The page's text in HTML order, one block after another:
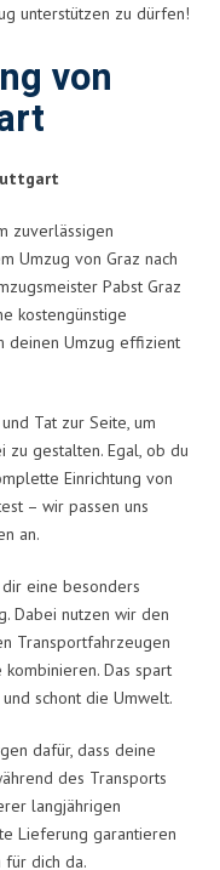
unterstützen zu dürfen!
von
zuverlässigen
Umzug von Graz nach
Pabst Graz
kostengünstige
deinen Umzug effizient
Tat zur Seite, um
zu gestalten. Egal, ob du
Einrichtung von
– wir passen uns
an.
eine besonders
Dabei nutzen wir den
Transportfahrzeugen
Das spart
schont die Umwelt.
dafür, dass deine
des Transports
langjährigen
Lieferung garantieren
für dich da.